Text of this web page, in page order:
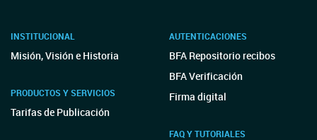
INSTITUCIONAL
Misión, Visión e Historia
PRODUCTOS Y SERVICIOS
Tarifas de Publicación
AUTENTICACIONES
BFA Repositorio recibos
BFA Verificación
Firma digital
FAQ Y TUTORIALES